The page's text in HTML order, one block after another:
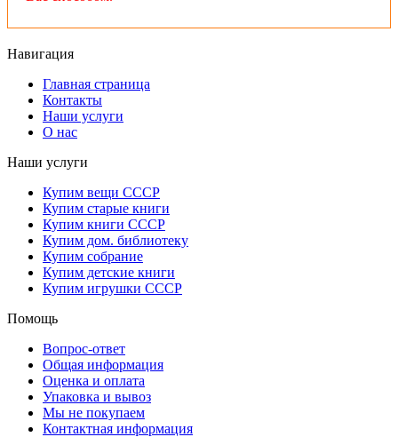
Навигация
Главная страница
Контакты
Наши услуги
О нас
Наши услуги
Купим вещи СССР
Купим старые книги
Купим книги СССР
Купим дом. библиотеку
Купим собрание
Купим детские книги
Купим игрушки СССР
Помощь
Вопрос-ответ
Общая информация
Оценка и оплата
Упаковка и вывоз
Мы не покупаем
Контактная информация